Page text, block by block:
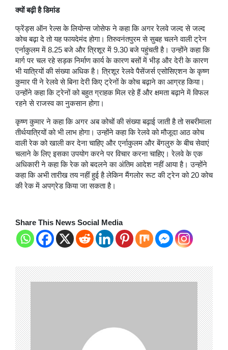
क्यों बढ़ी है डिमांड
फ्रेंड्स ऑन रेल्स के लियोन्स जोसेफ ने कहा कि अगर रेलवे जल्द से जल्द
कोच बढ़ा दे तो यह फायदेमंद होगा। तिरुवनंतपुरम से सुबह चलने वाली ट्रेन
एर्नाकुलम में 8.25 बजे और त्रिशूर में 9.30 बजे पहुंचती है। उन्होंने कहा कि
मार्ग पर चल रहे सड़क निर्माण कार्य के कारण बसों में भीड़ और देरी के कारण
भी यात्रियों की संख्या अधिक है। त्रिशूर रेलवे पैसेंजर्स एसोसिएशन के कृष्ण
कुमार पी ने रेलवे से बिना देरी किए ट्रेनों के कोच बढ़ाने का आग्रह किया।
उन्होंने कहा कि ट्रेनों को बहुत ग्राहक मिल रहे हैं और क्षमता बढ़ाने में विफल
रहने से राजस्व का नुकसान होगा।
कृष्ण कुमार ने कहा कि अगर अब कोचों की संख्या बढ़ाई जाती है तो सबरीमाला
तीर्थयात्रियों को भी लाभ होगा। उन्होंने कहा कि रेलवे को मौजूदा आठ कोच
वाली रेक को खाली कर देना चाहिए और एर्नाकुलम और बेंगलुरु के बीच सेवाएं
चलाने के लिए इसका उपयोग करने पर विचार करना चाहिए। रेलवे के एक
अधिकारी ने कहा कि रेक को बदलने का अंतिम आदेश नहीं आया है। उन्होंने
कहा कि अभी तारीख तय नहीं हुई है लेकिन मैंगलोर रूट की ट्रेन को 20 कोच
की रेक में अपग्रेड किया जा सकता है।
Share This News Social Media